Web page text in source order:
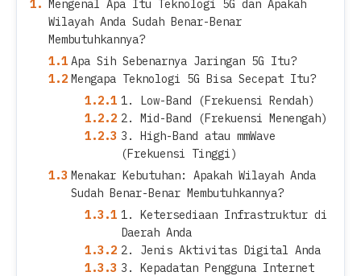
Mengenal Apa Itu Teknologi 5G dan Apakah
Wilayah Anda Sudah Benar-Benar
Membutuhkannya?
Apa Sih Sebenarnya Jaringan 5G Itu?
Mengapa Teknologi 5G Bisa Secepat Itu?
1. Low-Band (Frekuensi Rendah)
2. Mid-Band (Frekuensi Menengah)
3. High-Band atau mmWave
(Frekuensi Tinggi)
Menakar Kebutuhan: Apakah Wilayah Anda
Sudah Benar-Benar Membutuhkannya?
1. Ketersediaan Infrastruktur di
Daerah Anda
2. Jenis Aktivitas Digital Anda
3. Kepadatan Pengguna Internet